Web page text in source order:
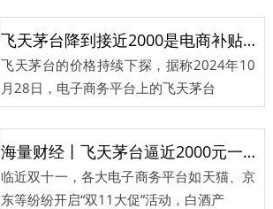
飞天茅台降到接近2000是电商补贴狠还是价格不坚挺｜热财经
飞天茅台的价格持续下探，据称2024年10
月28日，电子商务平台上的飞天茅台
海量财经丨飞天茅台逼近2000元一瓶 茅台1935暂停申购
临近双十一，各大电子商务平台如天猫、京
东等纷纷开启“双11大促”活动，白酒产